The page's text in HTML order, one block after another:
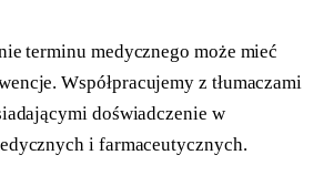
terminu medycznego może mieć
Współpracujemy z tłumaczami
doświadczenie w
i farmaceutycznych.